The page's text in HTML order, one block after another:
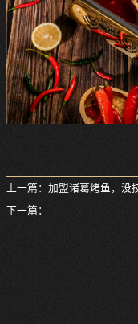
上一篇： 加盟诸葛烤鱼，没
下一篇：